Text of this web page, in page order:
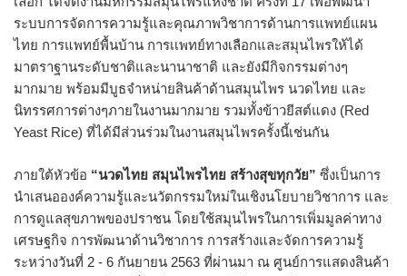
ระบบการจัดการความรู้และคุณภาพวิชาการด้านการแพทย์แผน
ไทย การแพทย์พื้นบ้าน การเเพทย์ทางเลือกและสมุนไพรให้ได้
มาตราฐานระดับชาติและนานาชาติ และยังมีกิจกรรมต่างๆ
มากมาย พร้อมมีบูธจำหน่ายสินค้าด้านสมุนไพร นวดไทย และ
นิทรรศการต่างๆภายในงานมากมาย รวมทั้งข้าวยีสต์แดง (Red
Yeast Rice) ที่ได้มีส่วนร่วมในงานสมุนไพรครั้งนี้เช่นกัน
ภายใต้หัวข้อ “นวดไทย สมุนไพรไทย สร้างสุขทุกวัย” ซึ่งเป็นการ
นำเสนอองค์ความรู้และนวัตกรรมใหม่ในเชิงนโยบายวิชาการ และ
การดูแลสุขภาพของปราชน โดยใช้สมุนไพรในการเพิ่มมูลค่าทาง
เศรษฐกิจ การพัฒนาด้านวิชาการ การสร้างและจัดการความรู้
ระหว่างวันที่ 2 - 6 กันยายน 2563 ที่ผ่านมา ณ ศูนย์การแสดงสินค้า